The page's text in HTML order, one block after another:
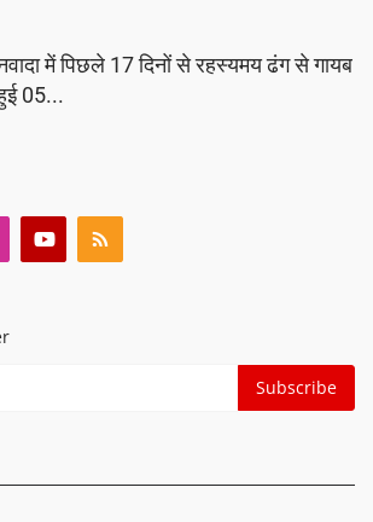
में पिछले 17 दिनों से रहस्यमय ढंग से गायब
05...
Subscribe